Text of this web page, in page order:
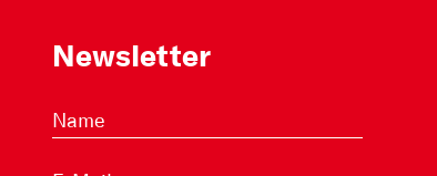
Newsletter